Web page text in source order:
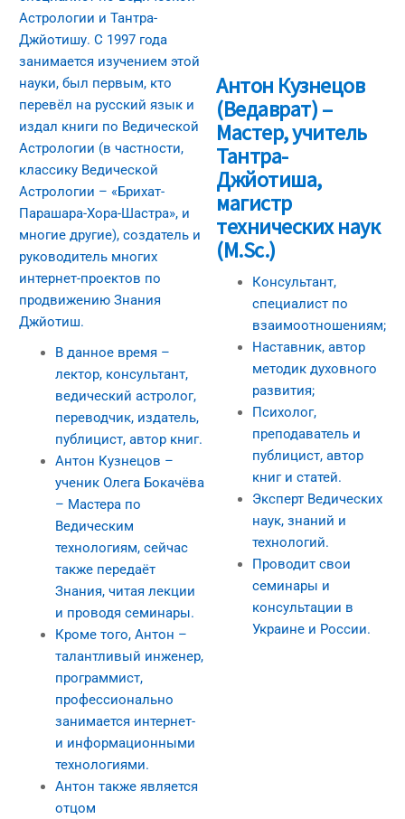
Астрологии и Тантра-
Джйотишу. С 1997 года
занимается изучением этой
науки, был первым, кто
перевёл на русский язык и
издал книги по Ведической
Астрологии (в частности,
классику Ведической
Астрологии – «Брихат-
Парашара-Хора-Шастра», и
многие другие), создатель и
руководитель многих
интернет-проектов по
продвижению Знания
Джйотиш.
В данное время –
лектор, консультант,
ведический астролог,
переводчик, издатель,
публицист, автор книг.
Антон Кузнецов –
ученик Олега Бокачёва
– Мастера по
Ведическим
технологиям, сейчас
также передаёт
Знания, читая лекции
и проводя семинары.
Кроме того, Антон –
талантливый инженер,
программист,
профессионально
занимается интернет-
и информационными
технологиями.
Антон также является
отцом
Антон Кузнецов
(Ведаврат) –
Мастер, учитель
Тантра-
Джйотиша,
магистр
технических наук
(M.Sc.)
Консультант,
специалист по
взаимоотношениям;
Наставник, автор
методик духовного
развития;
Психолог,
преподаватель и
публицист, автор
книг и статей.
Эксперт Ведических
наук, знаний и
технологий.
Проводит свои
семинары и
консультации в
Украине и России.